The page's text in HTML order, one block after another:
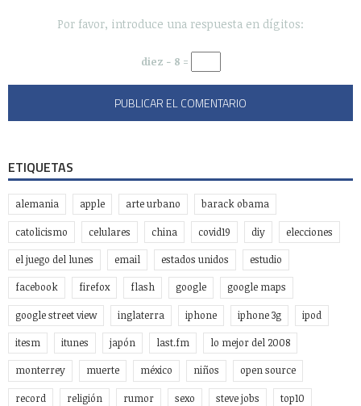
Por favor, introduce una respuesta en dígitos:
diez − 8 =
ETIQUETAS
alemania apple arte urbano barack obama
catolicismo celulares china covid19 diy elecciones
el juego del lunes email estados unidos estudio
facebook firefox flash google google maps
google street view inglaterra iphone iphone 3g ipod
itesm itunes japón last.fm lo mejor del 2008
monterrey muerte méxico niños open source
record religión rumor sexo steve jobs top10